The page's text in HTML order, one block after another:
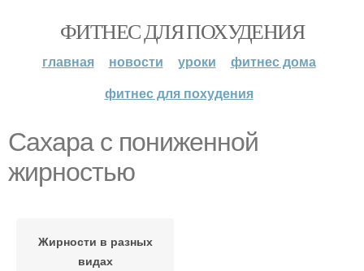
ФИТНЕС ДЛЯ ПОХУДЕНИЯ
главная новости уроки
фитнес дома
фитнес для похудения
Сахара с пониженной
жирностью
Жирности в разных
видах